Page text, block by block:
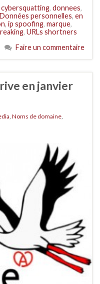
cybersquatting, donnees,
Données personnelles, en
, ip spoofing, marque,
, URLs shortners
Faire un commentaire
en janvier
Noms de domaine